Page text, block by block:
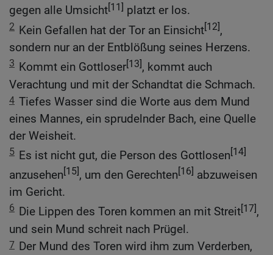
gegen alle Umsicht[11] platzt er los.
2 Kein Gefallen hat der Tor an Einsicht[12],
sondern nur an der Entblößung seines Herzens.
3 Kommt ein Gottloser[13], kommt auch
Verachtung und mit der Schandtat die Schmach.
4 Tiefes Wasser sind die Worte aus dem Mund
eines Mannes, ein sprudelnder Bach, eine Quelle
der Weisheit.
5 Es ist nicht gut, die Person des Gottlosen[14]
anzusehen[15], um den Gerechten[16] abzuweisen
im Gericht.
6 Die Lippen des Toren kommen an mit Streit[17],
und sein Mund schreit nach Prügel.
7 Der Mund des Toren wird ihm zum Verderben,